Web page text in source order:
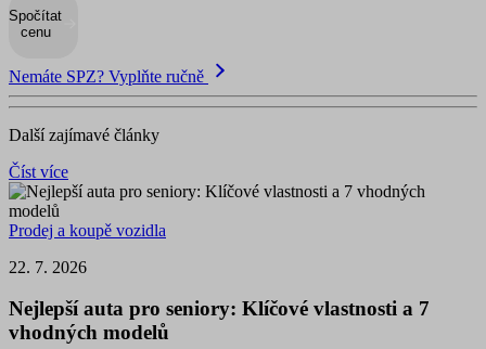
Spočítat
cenu
Nemáte SPZ? Vyplňte ručně
Další zajímavé články
Číst více
Prodej a koupě vozidla
22. 7. 2026
Nejlepší auta pro seniory: Klíčové vlastnosti a 7
vhodných modelů